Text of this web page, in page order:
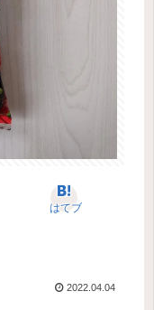
はてブ
2022.04.04